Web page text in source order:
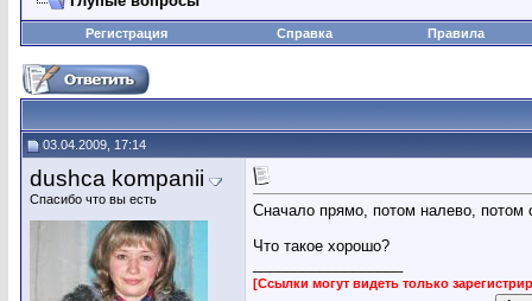
Регистрация Справка Правила
03.04.2009, 17:14
dushca kompanii
Спасибо что вы есть
Сначало прямо, потом налево, потом
Что такое хорошо?
[Ссылки могут видеть только